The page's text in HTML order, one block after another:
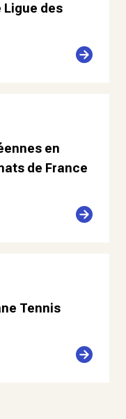
Ligue des
en
de France
Tennis